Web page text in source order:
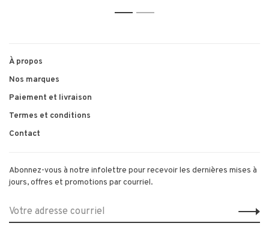
1 2
À propos
Nos marques
Paiement et livraison
Termes et conditions
Contact
Abonnez-vous à notre infolettre pour recevoir les dernières mises à
jours, offres et promotions par courriel.